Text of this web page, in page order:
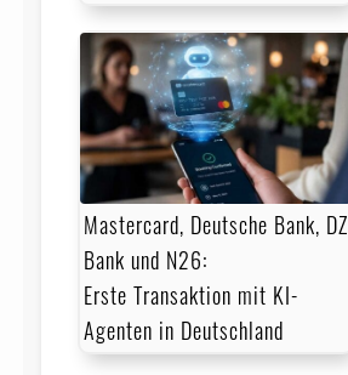
Mastercard, Deutsche Bank, DZ
Bank und N26:
Erste Transaktion mit KI-
Agenten in Deutschland